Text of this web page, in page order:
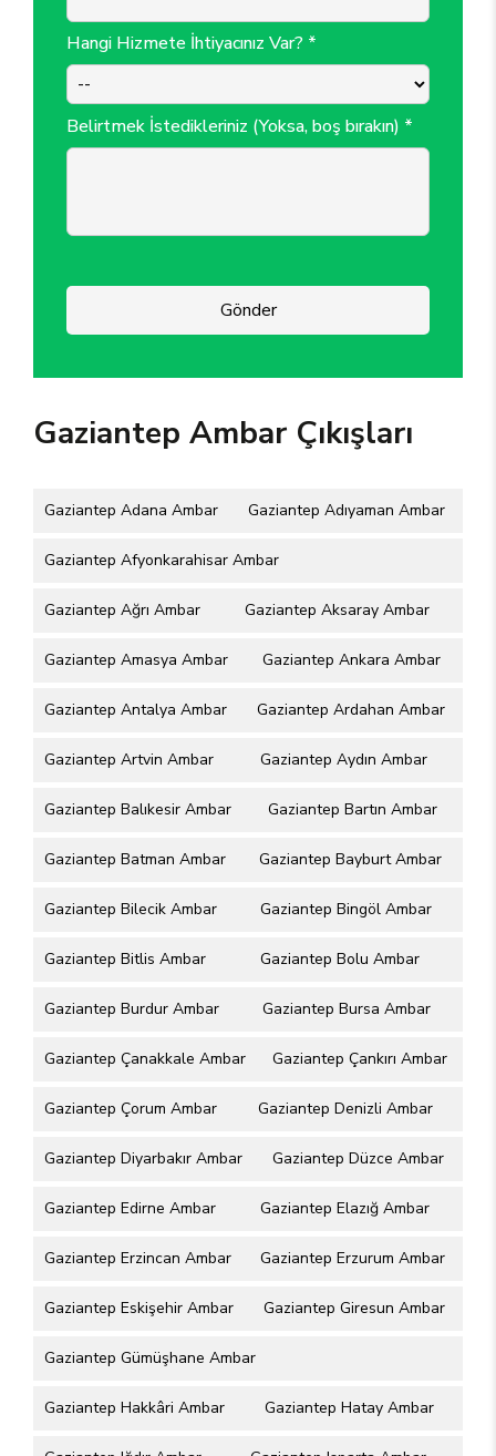
Hangi Hizmete İhtiyacınız Var? *
Belirtmek İstedikleriniz (Yoksa, boş bırakın) *
Gönder
Gaziantep Ambar Çıkışları
Gaziantep Adana Ambar Gaziantep Adıyaman Ambar
Gaziantep Afyonkarahisar Ambar
Gaziantep Ağrı Ambar Gaziantep Aksaray Ambar
Gaziantep Amasya Ambar Gaziantep Ankara Ambar
Gaziantep Antalya Ambar Gaziantep Ardahan Ambar
Gaziantep Artvin Ambar Gaziantep Aydın Ambar
Gaziantep Balıkesir Ambar Gaziantep Bartın Ambar
Gaziantep Batman Ambar Gaziantep Bayburt Ambar
Gaziantep Bilecik Ambar Gaziantep Bingöl Ambar
Gaziantep Bitlis Ambar Gaziantep Bolu Ambar
Gaziantep Burdur Ambar Gaziantep Bursa Ambar
Gaziantep Çanakkale Ambar Gaziantep Çankırı Ambar
Gaziantep Çorum Ambar Gaziantep Denizli Ambar
Gaziantep Diyarbakır Ambar Gaziantep Düzce Ambar
Gaziantep Edirne Ambar Gaziantep Elazığ Ambar
Gaziantep Erzincan Ambar Gaziantep Erzurum Ambar
Gaziantep Eskişehir Ambar Gaziantep Giresun Ambar
Gaziantep Gümüşhane Ambar
Gaziantep Hakkâri Ambar Gaziantep Hatay Ambar